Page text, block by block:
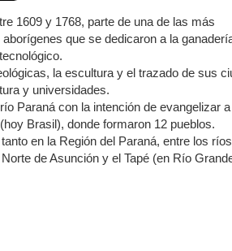
1609 y 1768, parte de una de las más
que se dedicaron a la
la escultura y el trazado de sus
y universidades.
Paraná con la intención de evangelizar
Brasil), donde formaron 12 pueblos.
en la Región del Paraná, entre los
de Asunción y el Tapé (en Río